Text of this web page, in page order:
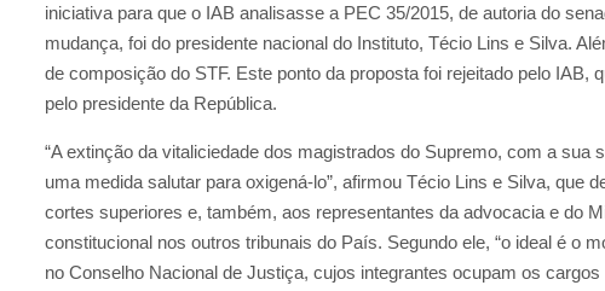
iniciativa para que o IAB analisasse a PEC 35/2015, de autoria do
mudança, foi do presidente nacional do Instituto, Técio Lins e Silva.
de composição do STF. Este ponto da proposta foi rejeitado pelo IAB,
pelo presidente da República.
“A extinção da vitaliciedade dos magistrados do Supremo, com a sua
uma medida salutar para oxigená-lo”, afirmou Técio Lins e Silva, que
cortes superiores e, também, aos representantes da advocacia e do
constitucional nos outros tribunais do País. Segundo ele, “o ideal é o
no Conselho Nacional de Justiça, cujos integrantes ocupam os